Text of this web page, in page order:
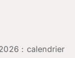
: calendrier